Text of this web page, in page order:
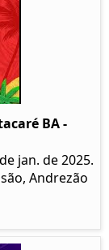
BA -
jan. de 2025.
Andrezão